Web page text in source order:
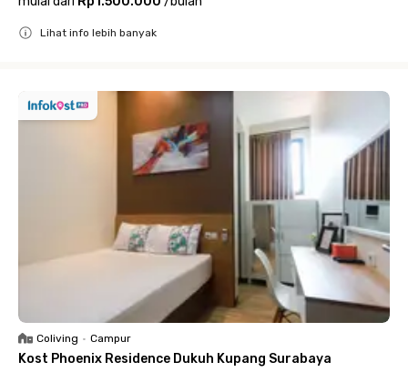
Lihat info lebih banyak
Coliving • Campur
Kost Phoenix Residence Dukuh Kupang Surabaya